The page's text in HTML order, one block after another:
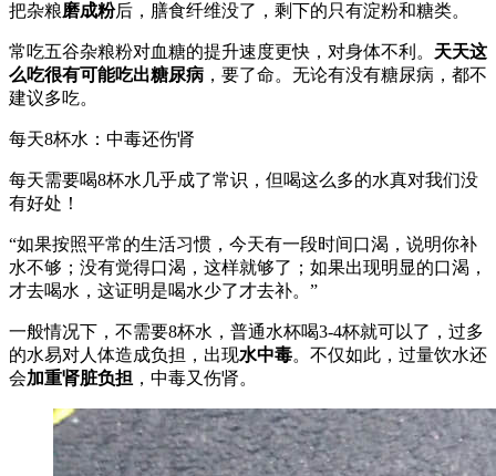
把杂粮磨成粉后，膳食纤维没了，剩下的只有淀粉和糖类。
常吃五谷杂粮粉对血糖的提升速度更快，对身体不利。 天天这
么吃很有可能吃出糖尿病 ，要了命。无论有没有糖尿病，都不
建议多吃。
每天8杯水：中毒还伤肾
每天需要喝8杯水几乎成了常识，但喝这么多的水真对我们没
有好处！
“如果按照平常的生活习惯，今天有一段时间口渴，说明你补
水不够；没有觉得口渴，这样就够了；如果出现明显的口渴，
才去喝水，这证明是喝水少了才去补。”
一般情况下，不需要8杯水，普通水杯喝3-4杯就可以了，过多
的水易对人体造成负担，出现水中毒。不仅如此，过量饮水还
会加重肾脏负担 ，中毒又伤肾。